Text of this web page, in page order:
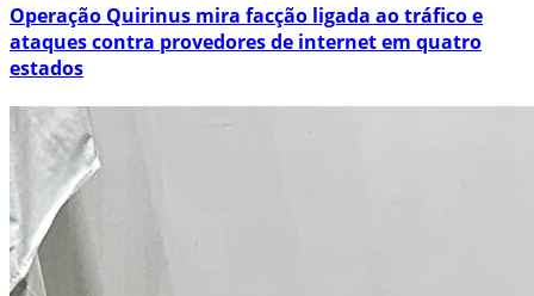
Operação Quirinus mira facção ligada ao tráfico e
ataques contra provedores de internet em quatro
estados